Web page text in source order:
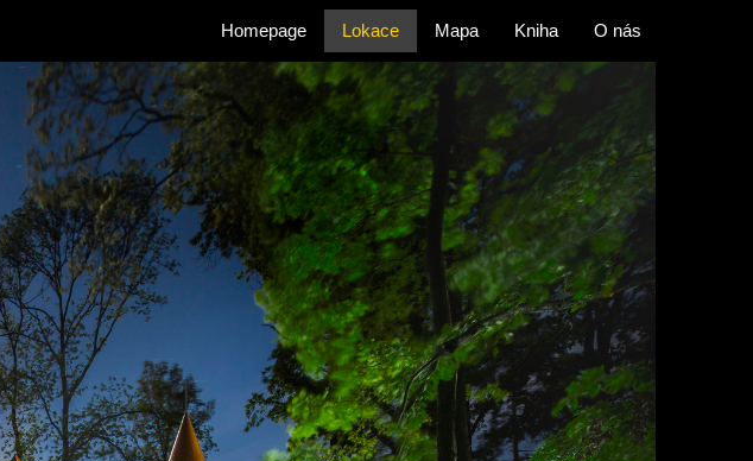
Homepage Lokace Mapa Kniha O nás